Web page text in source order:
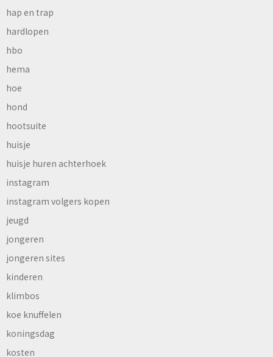
hap en trap
hardlopen
hbo
hema
hoe
hond
hootsuite
huisje
huisje huren achterhoek
instagram
instagram volgers kopen
jeugd
jongeren
jongeren sites
kinderen
klimbos
koe knuffelen
koningsdag
kosten